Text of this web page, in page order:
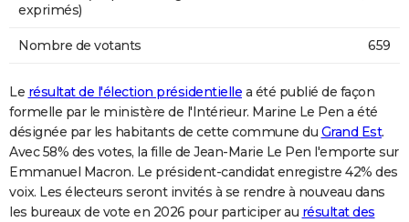
exprimés)
Nombre de votants 659
Le résultat de l'élection présidentielle a été publié de façon
formelle par le ministère de l'Intérieur. Marine Le Pen a été
désignée par les habitants de cette commune du Grand Est.
Avec 58% des votes, la fille de Jean-Marie Le Pen l'emporte sur
Emmanuel Macron. Le président-candidat enregistre 42% des
voix. Les électeurs seront invités à se rendre à nouveau dans
les bureaux de vote en 2026 pour participer au résultat des